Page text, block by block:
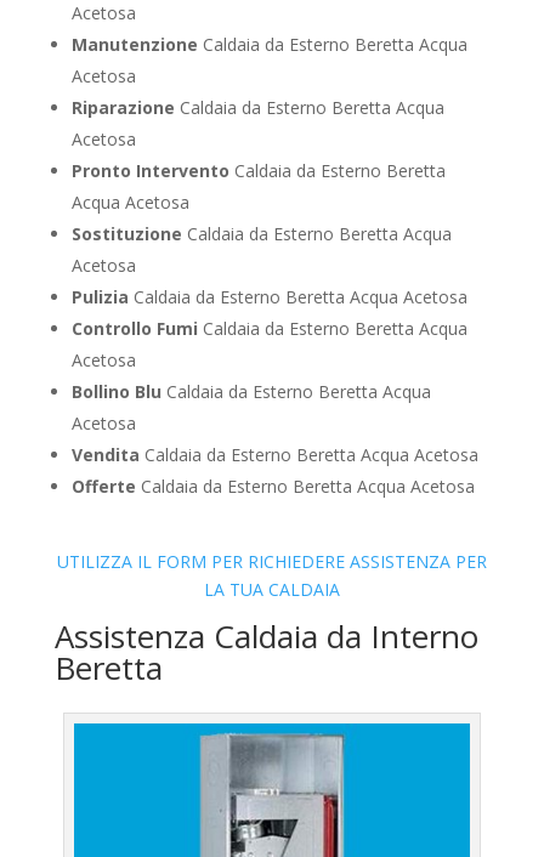
Acetosa
Manutenzione Caldaia da Esterno Beretta Acqua
Acetosa
Riparazione Caldaia da Esterno Beretta Acqua
Acetosa
Pronto Intervento Caldaia da Esterno Beretta
Acqua Acetosa
Sostituzione Caldaia da Esterno Beretta Acqua
Acetosa
Pulizia Caldaia da Esterno Beretta Acqua Acetosa
Controllo Fumi Caldaia da Esterno Beretta Acqua
Acetosa
Bollino Blu Caldaia da Esterno Beretta Acqua
Acetosa
Vendita Caldaia da Esterno Beretta Acqua Acetosa
Offerte Caldaia da Esterno Beretta Acqua Acetosa
UTILIZZA IL FORM PER RICHIEDERE ASSISTENZA PER
LA TUA CALDAIA
Assistenza Caldaia da Interno
Beretta